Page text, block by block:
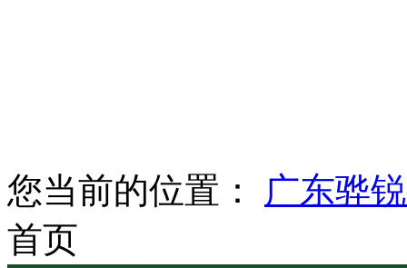
您当前的位置：
广东骅
首页